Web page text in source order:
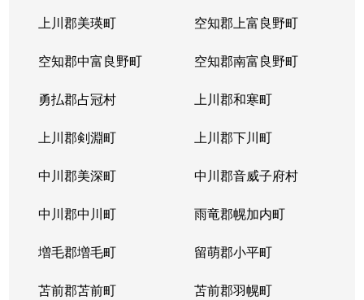
上川郡美瑛町 空知郡上富良野町
空知郡中富良野町 空知郡南富良野町
勇払郡占冠村 上川郡和寒町
上川郡剣淵町 上川郡下川町
中川郡美深町 中川郡音威子府村
中川郡中川町 雨竜郡幌加内町
増毛郡増毛町 留萌郡小平町
苫前郡苫前町 苫前郡羽幌町